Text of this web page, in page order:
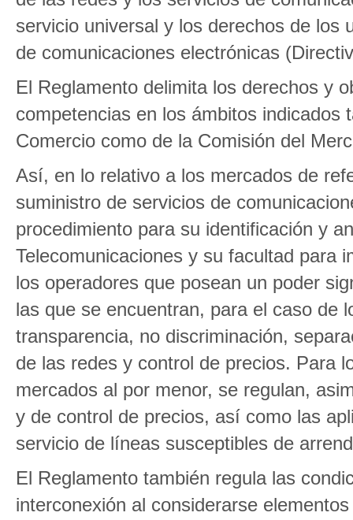
servicio universal y los derechos de los
de comunicaciones electrónicas
El Reglamento delimita los derechos y
competencias en los ámbitos
Comercio como de la Comisión del
Así, en lo relativo a los mercados de
suministro de servicios de
procedimiento para su identificación y
Telecomunicaciones y su facultad para
los operadores que posean un poder
las que se encuentran, para el caso de
transparencia, no discriminación,
de las redes y control de precios. Para
mercados al por menor, se regulan,
y de control de precios, así como las
servicio de líneas susceptibles de
El Reglamento también regula las
interconexión al considerarse